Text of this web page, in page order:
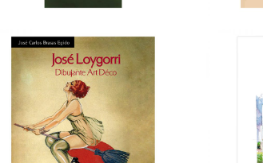
Web Campeonato Skills Castilla y
León 2018
WEB & MULTIMEDIA
→